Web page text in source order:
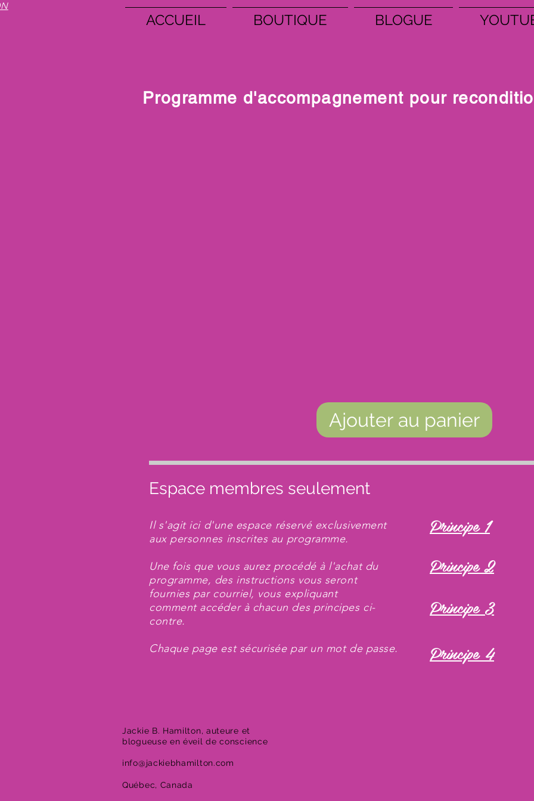
ACCUEIL BOUTIQUE BLOGUE
Programme d'accompagnement pour
Ajouter au panier
Espace membres seulement
Il s'agit ici d'une espace réservé exclusivement
aux personnes inscrites au programme.
Une fois que vous aurez procédé à l'achat du
programme, des instructions vous seront
fournies par courriel, vous expliquant
comment accéder à chacun des principes ci-
contre.
Chaque page est sécurisée par un mot de passe.
Principe 1
Principe 2
Principe 3
Principe 4
Jackie B. Hamilton, auteure et
blogueuse en éveil de conscience
info@jackiebhamilton.com
Québec, Canada